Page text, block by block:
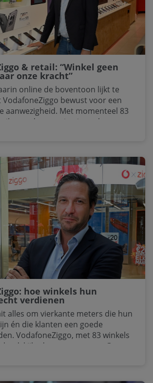
& retail: “Winkel geen
onze kracht”
online de boventoon lijkt te
VodafoneZiggo bewust voor een
aanwezigheid. Met momenteel 83
voor de organisatie veel meer
alleen. “Het is sales,
hoe winkels hun
verdienen
alles om vierkante meters die hun
én die klanten een goede
VodafoneZiggo, met 83 winkels
kijkt daar streng naar. Geen
maar geen winkel is ook zomaar